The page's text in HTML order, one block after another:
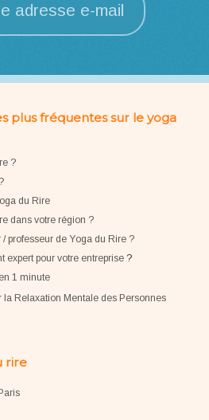
adresse e-mail
plus fréquentes sur le yoga
?
du Rire
dans votre région ?
professeur de Yoga du Rire ?
expert pour votre entreprise?
1 minute
la Relaxation Mentale des Personnes
rire